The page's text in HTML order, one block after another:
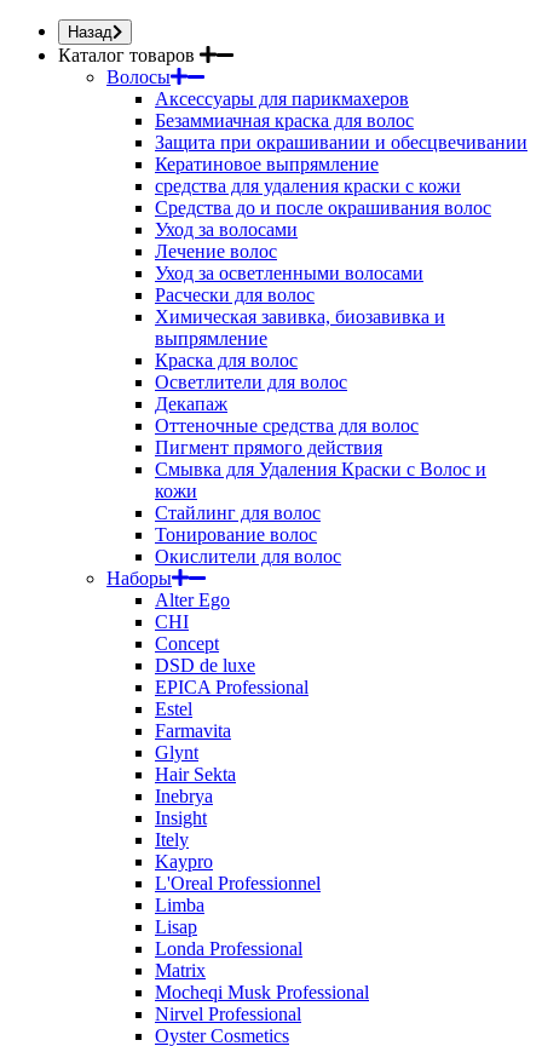
Назад
Каталог товаров
Волосы
Аксессуары для парикмахеров
Безаммиачная краска для волос
Защита при окрашивании и обесцвечивании
Кератиновое выпрямление
средства для удаления краски с кожи
Средства до и после окрашивания волос
Уход за волосами
Лечение волос
Уход за осветленными волосами
Расчески для волос
Химическая завивка, биозавивка и
выпрямление
Краска для волос
Осветлители для волос
Декапаж
Оттеночные средства для волос
Пигмент прямого действия
Смывка для Удаления Краски с Волос и
кожи
Стайлинг для волос
Тонирование волос
Окислители для волос
Наборы
Alter Ego
CHI
Concept
DSD de luxe
EPICA Professional
Estel
Farmavita
Glynt
Hair Sekta
Inebrya
Insight
Itely
Kaypro
L'Oreal Professionnel
Limba
Lisap
Londa Professional
Matrix
Mocheqi Musk Professional
Nirvel Professional
Oyster Cosmetics